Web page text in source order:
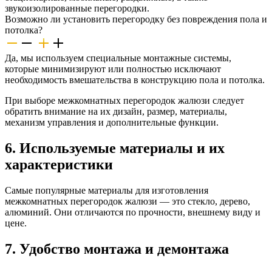
звукоизолированные перегородки.
Возможно ли установить перегородку без повреждения пола и
потолка?
Да, мы используем специальные монтажные системы,
которые минимизируют или полностью исключают
необходимость вмешательства в конструкцию пола и потолка.
При выборе межкомнатных перегородок жалюзи следует
обратить внимание на их дизайн, размер, материалы,
механизм управления и дополнительные функции.
6. Используемые материалы и их
характеристики
Самые популярные материалы для изготовления
межкомнатных перегородок жалюзи — это стекло, дерево,
алюминий. Они отличаются по прочности, внешнему виду и
цене.
7. Удобство монтажа и демонтажа